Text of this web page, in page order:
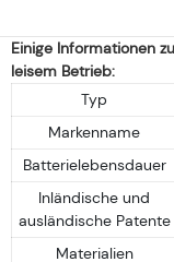
Einige Informationen
leisem Betrieb:
Typ
Markenname
Batterielebensdauer
Inländische und
ausländische Patente
Materialien